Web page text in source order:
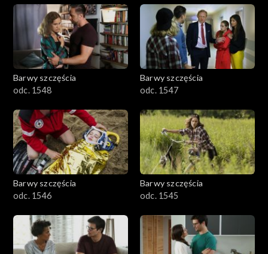
Barwy szczęścia
odc. 1548
Barwy szczęścia
odc. 1547
Barwy szczęścia
odc. 1546
Barwy szczęścia
odc. 1545